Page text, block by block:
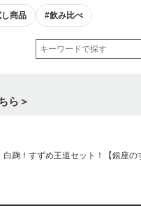
商品 #飲み比べ
ら＞
白麹！すずめ王道セット！【銀座